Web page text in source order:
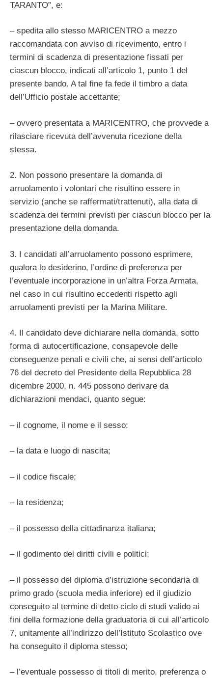
TARANTO”, e:
– spedita allo stesso MARICENTRO a mezzo
raccomandata con avviso di ricevimento, entro i
termini di scadenza di presentazione fissati per
ciascun blocco, indicati all’articolo 1, punto 1 del
presente bando. A tal fine fa fede il timbro a data
dell’Ufficio postale accettante;
– ovvero presentata a MARICENTRO, che provvede a
rilasciare ricevuta dell’avvenuta ricezione della
stessa.
2. Non possono presentare la domanda di
arruolamento i volontari che risultino essere in
servizio (anche se raffermati/trattenuti), alla data di
scadenza dei termini previsti per ciascun blocco per la
presentazione della domanda.
3. I candidati all’arruolamento possono esprimere,
qualora lo desiderino, l’ordine di preferenza per
l’eventuale incorporazione in un’altra Forza Armata,
nel caso in cui risultino eccedenti rispetto agli
arruolamenti previsti per la Marina Militare.
4. Il candidato deve dichiarare nella domanda, sotto
forma di autocertificazione, consapevole delle
conseguenze penali e civili che, ai sensi dell’articolo
76 del decreto del Presidente della Repubblica 28
dicembre 2000, n. 445 possono derivare da
dichiarazioni mendaci, quanto segue:
– il cognome, il nome e il sesso;
– la data e luogo di nascita;
– il codice fiscale;
– la residenza;
– il possesso della cittadinanza italiana;
– il godimento dei diritti civili e politici;
– il possesso del diploma d’istruzione secondaria di
primo grado (scuola media inferiore) ed il giudizio
conseguito al termine di detto ciclo di studi valido ai
fini della formazione della graduatoria di cui all’articolo
7, unitamente all’indirizzo dell’Istituto Scolastico ove
ha conseguito il diploma stesso;
– l’eventuale possesso di titoli di merito, preferenza o